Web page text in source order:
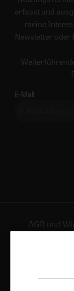
erfasst und
meine
Newsletter oder
E-Mail
AGB und
Vertrag